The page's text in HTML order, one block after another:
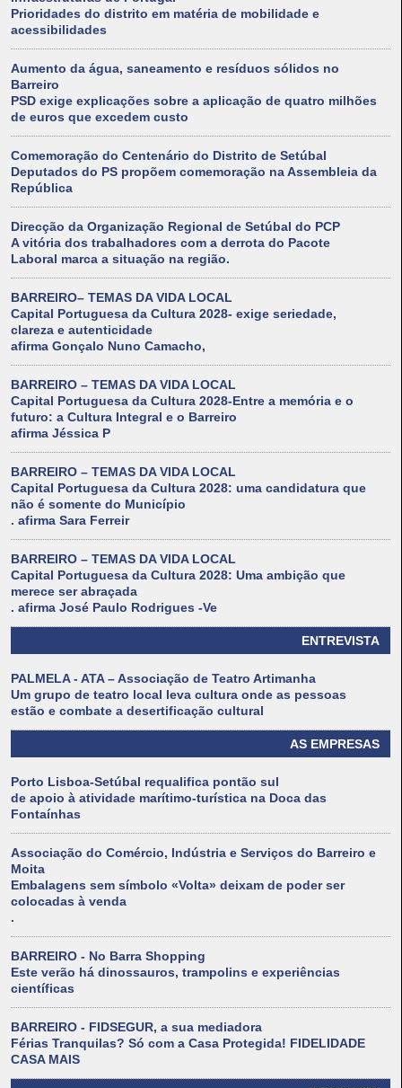
Prioridades do distrito em matéria de mobilidade e
acessibilidades
Aumento da água, saneamento e resíduos sólidos no
Barreiro
PSD exige explicações sobre a aplicação de quatro milhões
de euros que excedem custo
Comemoração do Centenário do Distrito de Setúbal
Deputados do PS propõem comemoração na Assembleia da
República
Direcção da Organização Regional de Setúbal do PCP
A vitória dos trabalhadores com a derrota do Pacote
Laboral marca a situação na região.
BARREIRO– TEMAS DA VIDA LOCAL
Capital Portuguesa da Cultura 2028- exige seriedade,
clareza e autenticidade
afirma Gonçalo Nuno Camacho,
BARREIRO – TEMAS DA VIDA LOCAL
Capital Portuguesa da Cultura 2028-Entre a memória e o
futuro: a Cultura Integral e o Barreiro
afirma Jéssica P
BARREIRO – TEMAS DA VIDA LOCAL
Capital Portuguesa da Cultura 2028: uma candidatura que
não é somente do Município
. afirma Sara Ferreir
BARREIRO – TEMAS DA VIDA LOCAL
Capital Portuguesa da Cultura 2028: Uma ambição que
merece ser abraçada
. afirma José Paulo Rodrigues -Ve
ENTREVISTA
PALMELA - ATA – Associação de Teatro Artimanha
Um grupo de teatro local leva cultura onde as pessoas
estão e combate a desertificação cultural
AS EMPRESAS
Porto Lisboa-Setúbal requalifica pontão sul
de apoio à atividade marítimo-turística na Doca das
Fontaínhas
Associação do Comércio, Indústria e Serviços do Barreiro e
Moita
Embalagens sem símbolo «Volta» deixam de poder ser
colocadas à venda
.
BARREIRO - No Barra Shopping
Este verão há dinossauros, trampolins e experiências
científicas
BARREIRO - FIDSEGUR, a sua mediadora
Férias Tranquilas? Só com a Casa Protegida! FIDELIDADE
CASA MAIS